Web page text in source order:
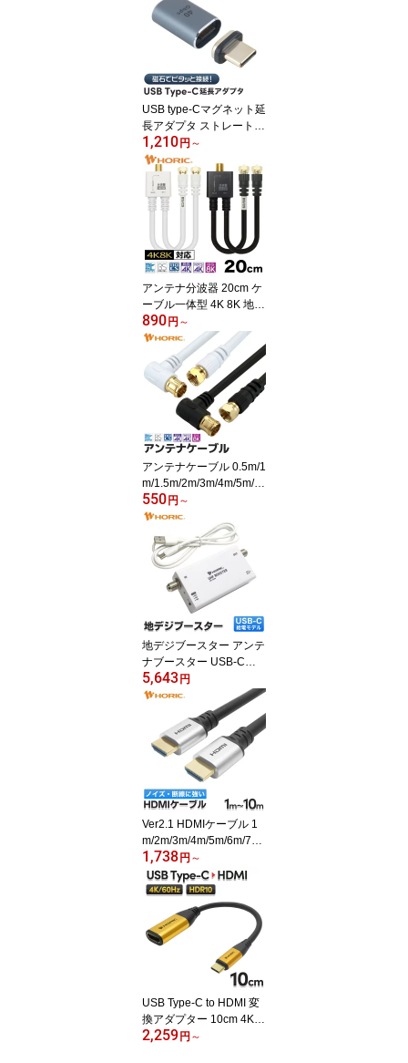
ハイスピード 中継 テレ
ビ モニター ディスプレ
イ ゲーム機 PS5 Switch2
USB type-Cマグネット延
長アダプタ ストレート型
4K/120p 8K/60p 40Gbps
高速データ転送 PD100W
急速充電 対応 映像 充電
USB-C タイプC iPhone1
5/16/17シリーズ アンド
ノートパソコン Switch2
1,210 円 ～
アンテナ分波器 20cm ケ
ーブル一体型 4K 8K 地デ
ジ BS CS 対応 ホワイト/
ブラック ネジ式/L字差込
式 S-4C-FB 同軸 アンテ
ナケーブル アンテナコー
ド テレビケーブル 同軸
ケーブル 二股 CATV UH
F TV テレビ レコーダー
4K対応 4K8K対応 ケーブ
ル付き 白 黒 ホーリック
HORIC
890 円 ～
アンテナケーブル 0.5m/1
m/1.5m/2m/3m/4m/5m/6
m/7m/8m/9m/10m/15m/2
0m L字差込式 - ネジ式 テ
レビ用 地デジ/BS/CS/4K
8K対応 S-4C-FB規格 ホ
ワイト/ブラック 両端金
メッキ端子 ホーリック H
550 円 ～
地デジブースター アンテ
ナブースター USB-C給
電モデル 中継タイプ UH
F VHF テレビ TV レコー
ダー ラインブースター
増幅器 地上波 電波 アン
テナレベル アンテナ 弱
電界地区 ノイズ ブロッ
クノイズ 簡易 小さい 小
型 給電 配線 接続 メスメ
ス ホーリック HORIC AB
S ABT-023W
5,643 円
Ver2.1 HDMIケーブル 1
m/2m/3m/4m/5m/6m/7m/
8m/9m/10m 4K120hz 8K
60hz DHDR eARC 映像
ケーブル ウルトラ ハイ
スピード ホームシアター
テレビ TV レコーダー パ
ソコン モニター プロジ
ェクター ゲーム PC Xbo
x PS4 PS5 switch HDMI
2.1 オスオス HDMI HDMI
端子 接続 繋げる
1,738 円 ～
USB Type-C to HDMI 変
換アダプター 10cm 4K 6
0hz 延長 USB-C USBC
2,259 円 ～